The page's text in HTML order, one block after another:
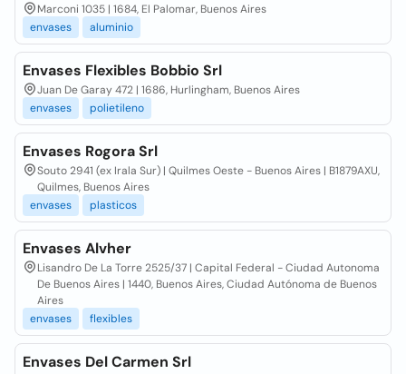
Marconi 1035 | 1684, El Palomar, Buenos Aires
envases
aluminio
Envases Flexibles Bobbio Srl
Juan De Garay 472 | 1686, Hurlingham, Buenos Aires
envases
polietileno
Envases Rogora Srl
Souto 2941 (ex Irala Sur) | Quilmes Oeste - Buenos Aires | B1879AXU,
Quilmes, Buenos Aires
envases
plasticos
Envases Alvher
Lisandro De La Torre 2525/37 | Capital Federal - Ciudad Autonoma
De Buenos Aires | 1440, Buenos Aires, Ciudad Autónoma de Buenos
Aires
envases
flexibles
Envases Del Carmen Srl